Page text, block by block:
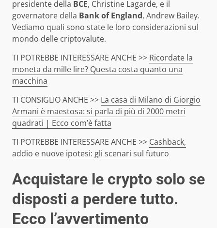
presidente della BCE, Christine Lagarde, e il
governatore della Bank of England, Andrew Bailey.
Vediamo quali sono state le loro considerazioni sul
mondo delle criptovalute.
TI POTREBBE INTERESSARE ANCHE >> Ricordate la
moneta da mille lire? Questa costa quanto una
macchina
TI CONSIGLIO ANCHE >> La casa di Milano di Giorgio
Armani è maestosa: si parla di più di 2000 metri
quadrati | Ecco com’è fatta
TI POTREBBE INTERESSARE ANCHE >> Cashback,
addio e nuove ipotesi: gli scenari sul futuro
Acquistare le crypto solo se
disposti a perdere tutto.
Ecco l’avvertimento